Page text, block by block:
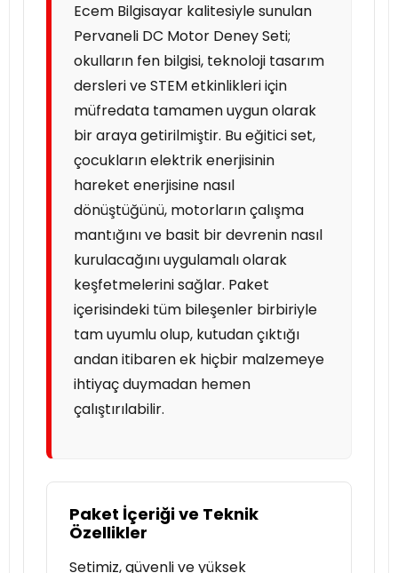
Ecem Bilgisayar kalitesiyle sunulan
Pervaneli DC Motor Deney Seti;
okulların fen bilgisi, teknoloji tasarım
dersleri ve STEM etkinlikleri için
müfredata tamamen uygun olarak
bir araya getirilmiştir. Bu eğitici set,
çocukların elektrik enerjisinin
hareket enerjisine nasıl
dönüştüğünü, motorların çalışma
mantığını ve basit bir devrenin nasıl
kurulacağını uygulamalı olarak
keşfetmelerini sağlar. Paket
içerisindeki tüm bileşenler birbiriyle
tam uyumlu olup, kutudan çıktığı
andan itibaren ek hiçbir malzemeye
ihtiyaç duymadan hemen
çalıştırılabilir.
Paket İçeriği ve Teknik
Özellikler
Setimiz, güvenli ve yüksek